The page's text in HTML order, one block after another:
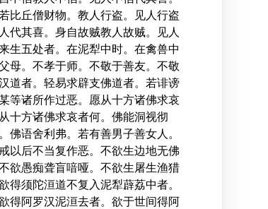
比丘僧财物。教人行盗。见人行盗
代其喜。身自故贼教人故贼。见人
生五处者。在泥犁中时。在禽兽中
母。不孝于师。不敬于善友。不敬
道者。轻易求辟支佛道者。若诽谤
等诸所作过恶。愿从十方诸佛求哀
十方诸佛求哀者何。佛能洞视彻
语舍利弗。若有善男子善女人。
以后不当复作恶。不欲生边地无佛
欲愚痴聋盲喑哑。不欲生屠生渔猎
须陀洹道不复入泥犁薜荔中者。
得阿罗汉泥洹去者。欲于世间得阿